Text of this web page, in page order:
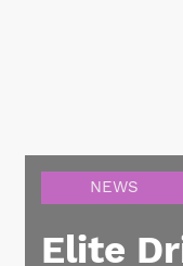
NEWS
Elite